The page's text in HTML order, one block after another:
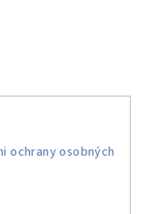
ochrany osobných